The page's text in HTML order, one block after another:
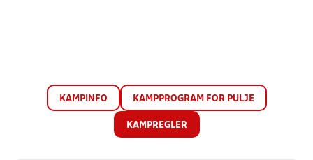
KAMPINFO KAMPPROGRAM FOR PULJE
KAMPREGLER